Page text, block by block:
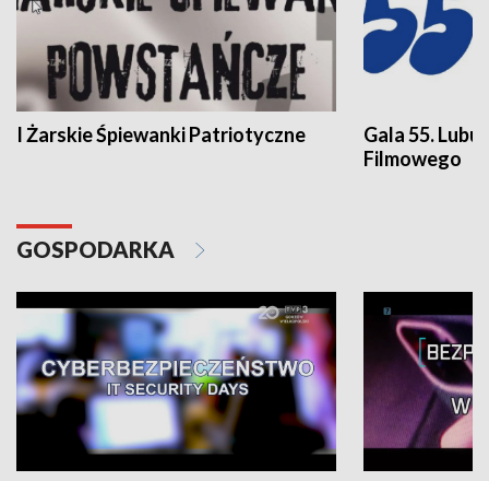
I Żarskie Śpiewanki Patriotyczne
Gala 55.
Filmowego
GOSPODARKA